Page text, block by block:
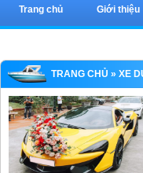
Trang chủ Giới thiệu
TRANG CHỦ » XE